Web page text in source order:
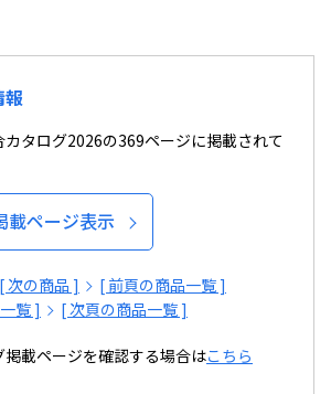
報
カタログ2026の369ページに掲載されて
載ページ表示
[ 次の商品 ]
[ 前頁の商品一覧 ]
覧 ]
[ 次頁の商品一覧 ]
載ページを確認する場合はこちら